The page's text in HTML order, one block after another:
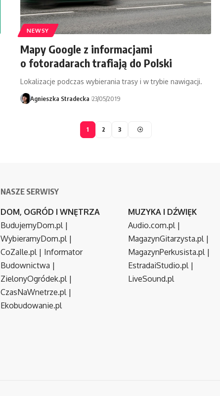
NEWSY
Mapy Google z informacjami
o fotoradarach trafiają do Polski
Lokalizacje podczas wybierania trasy i w trybie nawigacji.
Agnieszka Stradecka 23/05/2019
1 2 3
NASZE SERWISY
DOM, OGRÓD I WNĘTRZA
BudujemyDom.pl|
WybieramyDom.pl|
CoZaIle.pl| Informator
Budownictwa |
ZielonyOgródek.pl|
CzasNaWnetrze.pl|
Ekobudowanie.pl
MUZYKA I DŹWIĘK
Audio.com.pl|
MagazynGitarzysta.pl|
MagazynPerkusista.pl|
EstradaiStudio.pl|
LiveSound.pl